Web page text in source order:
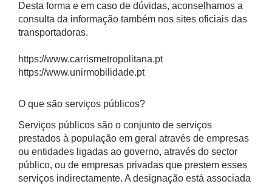
Desta forma e em caso de dúvidas, aconselhamos a
consulta da informação também nos sites oficiais das
transportadoras.
https://www.carrismetropolitana.pt
https://www.unirmobilidade.pt
O que são serviços públicos?
Serviços públicos são o conjunto de serviços
prestados à população em geral através de empresas
ou entidades ligadas ao governo, através do sector
público, ou de empresas privadas que prestem esses
serviços indirectamente. A designação está associada